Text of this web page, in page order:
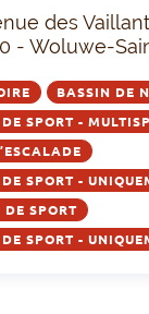
des
- Woluwe-
BASSIN DE
SPORT -
SPORT -
DE SPORT
SPORT -